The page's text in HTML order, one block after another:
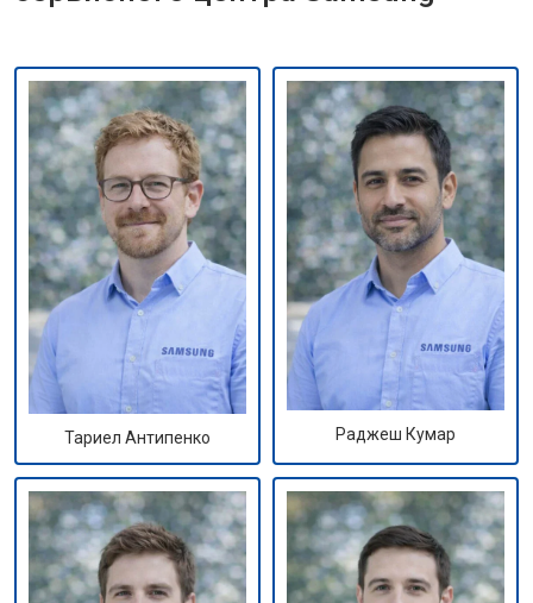
Тариел Антипенко Раджеш Кумар